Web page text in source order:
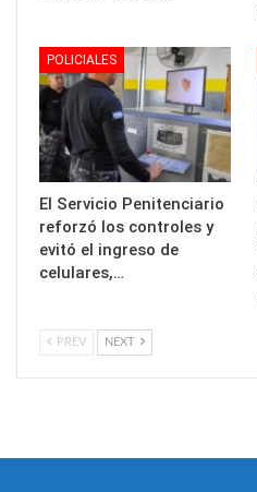
POLICIALES
El Servicio Penitenciario
reforzó los controles y
evitó el ingreso de
celulares,…
PREV NEXT